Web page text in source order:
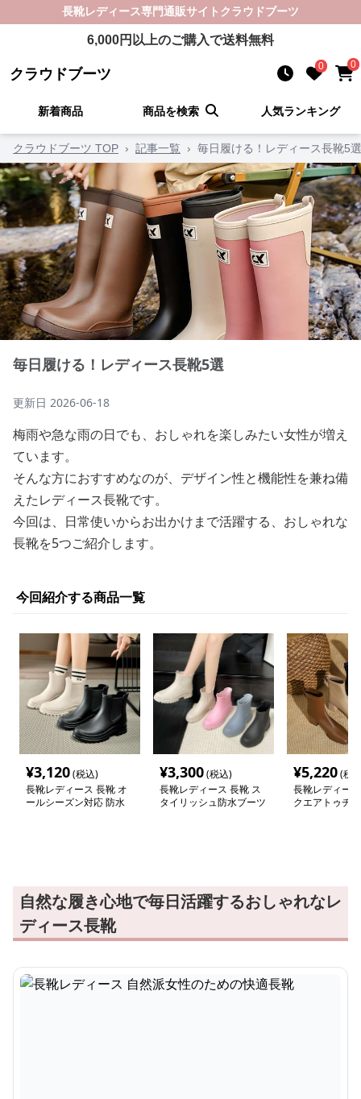
長靴レディース専門通販サイト クラウドブーツ
6,000円以上のご購入で送料無料
クラウドブーツ 0 0
新着商品 商品を検索 人気ランキング
クラウドブーツ TOP › 記事一覧 › 毎日履ける！レディース長靴5選
毎日履ける！レディース長靴5選
更新日 2026-06-18
梅雨や急な雨の日でも、おしゃれを楽しみたい女性が増え
ています。
そんな方におすすめなのが、デザイン性と機能性を兼ね備
えたレディース長靴です。
今回は、日常使いからお出かけまで活躍する、おしゃれな
長靴を5つご紹介します。
今回紹介する商品一覧
¥3,120(税込)
長靴レディース 長靴 オ
ールシーズン対応 防水
¥3,300(税込)
長靴レディース 長靴 ス
タイリッシュ防水ブーツ
¥5,220(税
長靴レディー
クエアトゥチ
自然な履き心地で毎日活躍するおしゃれなレ
ディース長靴